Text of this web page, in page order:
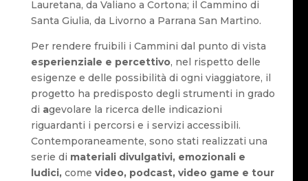
Lauretana, da Valiano a Cortona; il Cammino di
Santa Giulia, da Livorno a Parrana San Martino.
Per rendere fruibili i Cammini dal punto di vista
esperienziale e percettivo, nel rispetto delle
esigenze e delle possibilità di ogni viaggiatore, il
progetto ha predisposto degli strumenti in grado
di agevolare la ricerca delle indicazioni
riguardanti i percorsi e i servizi accessibili.
Contemporaneamente, sono stati realizzati una
serie di materiali divulgativi, emozionali e
ludici,come video, podcast, video game e tour